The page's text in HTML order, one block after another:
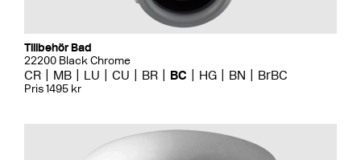
Tillbehör Bad
22200 Black Chrome
CR MB LU CU BR BC HG BN BrBC
Pris 1495 kr